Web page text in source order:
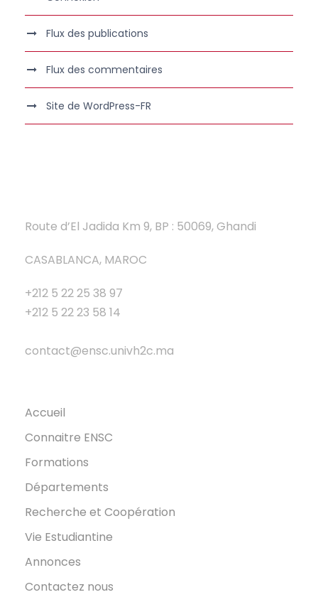
Flux des publications
Flux des commentaires
Site de WordPress-FR
Route d’El Jadida Km 9, BP : 50069, Ghandi
CASABLANCA, MAROC
+212 5 22 25 38 97
+212 5 22 23 58 14
contact@ensc.univh2c.ma
Accueil
Connaitre ENSC
Formations
Départements
Recherche et Coopération
Vie Estudiantine
Annonces
Contactez nous